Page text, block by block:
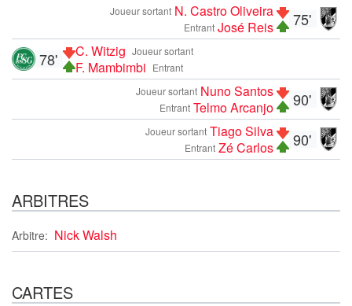
75'
Joueur sortant N. Castro Oliveira
Entrant José Reis
Joueur sortant
C. Witzig
Entrant
F. Mambimbi
78'
90'
Joueur sortant Nuno Santos
Entrant Telmo Arcanjo
90'
Joueur sortant Tiago Silva
Entrant Zé Carlos
ARBITRES
Arbitre: Nick Walsh
CARTES